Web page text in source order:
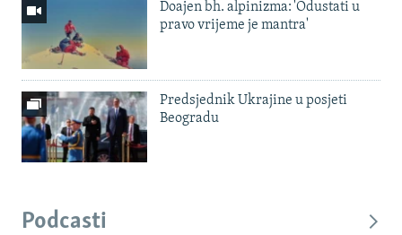
Doajen bh. alpinizma: 'Odustati u
pravo vrijeme je mantra'
Predsjednik Ukrajine u posjeti
Beogradu
Podcasti